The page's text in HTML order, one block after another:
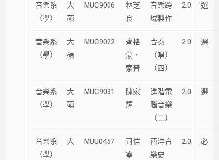
音樂系
（學）
大
碩
MUC9006
林芝
良
音樂跨
域製作
2.0 選
音樂系
（學）
大
碩
MUC9022
齊格
蒙．
索普
合奏
（唱）
（四）
2.0 選
音樂系
（學）
大
碩
MUC9031
陳家
輝
進階電
腦音樂
（二）
2.0 選
音樂系
（學）
大 MUU0457
司信
寧
西洋音
樂史
2.0 必